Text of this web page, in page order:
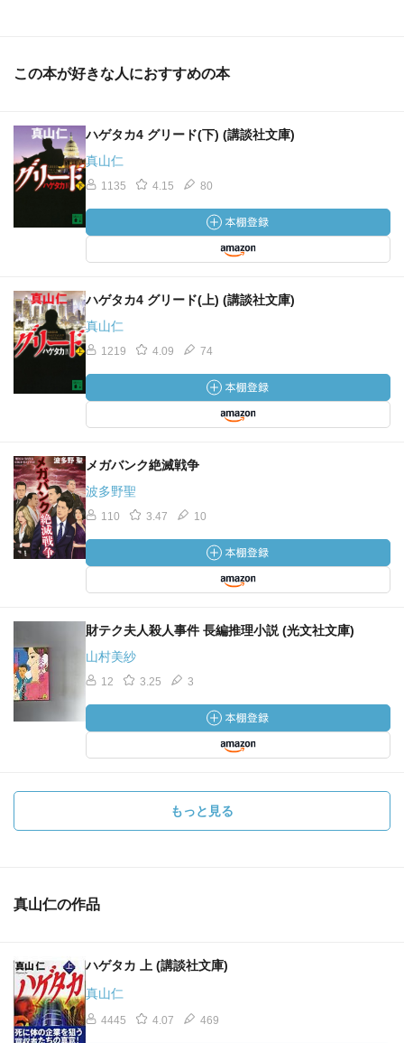
この本が好きな人におすすめの本
ハゲタカ4 グリード(下) (講談社文庫)
真山仁
1135 4.15 80
ハゲタカ4 グリード(上) (講談社文庫)
真山仁
1219 4.09 74
メガバンク絶滅戦争
波多野聖
110 3.47 10
財テク夫人殺人事件 長編推理小説 (光文社文庫)
山村美紗
12 3.25 3
もっと見る
真山仁の作品
ハゲタカ 上 (講談社文庫)
真山仁
4445 4.07 469